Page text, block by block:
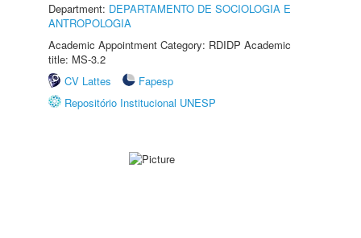
Department: DEPARTAMENTO DE SOCIOLOGIA E
ANTROPOLOGIA
Academic Appointment Category: RDIDP Academic
title: MS-3.2
CV Lattes
Fapesp
Repositório Institucional UNESP